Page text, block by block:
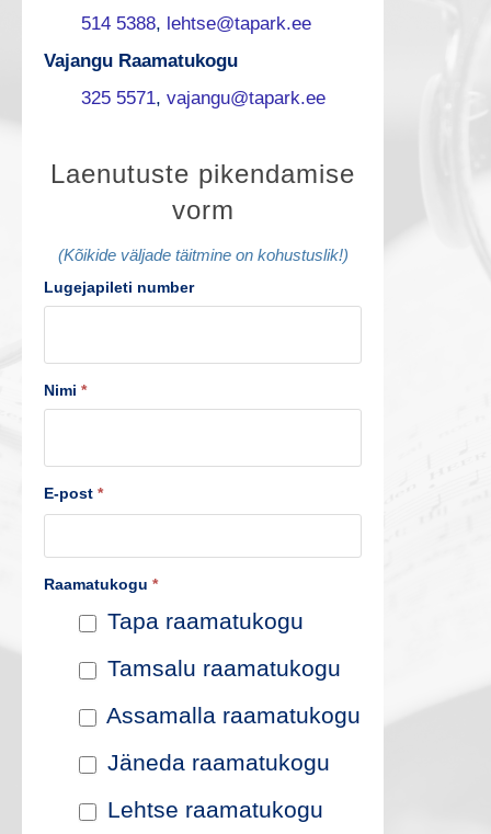
514 5388, lehtse@tapark.ee
Vajangu Raamatukogu
325 5571, vajangu@tapark.ee
L
n
t
s
t
e
Laenutuste pikendamise
vorm
(Kõikide väljade täitmine on kohustuslik!)
Lugejapileti number
Nimi *
E-post *
Raamatukogu *
Tapa raamatukogu
Tamsalu raamatukogu
Assamalla raamatukogu
Jäneda raamatukogu
Lehtse raamatukogu